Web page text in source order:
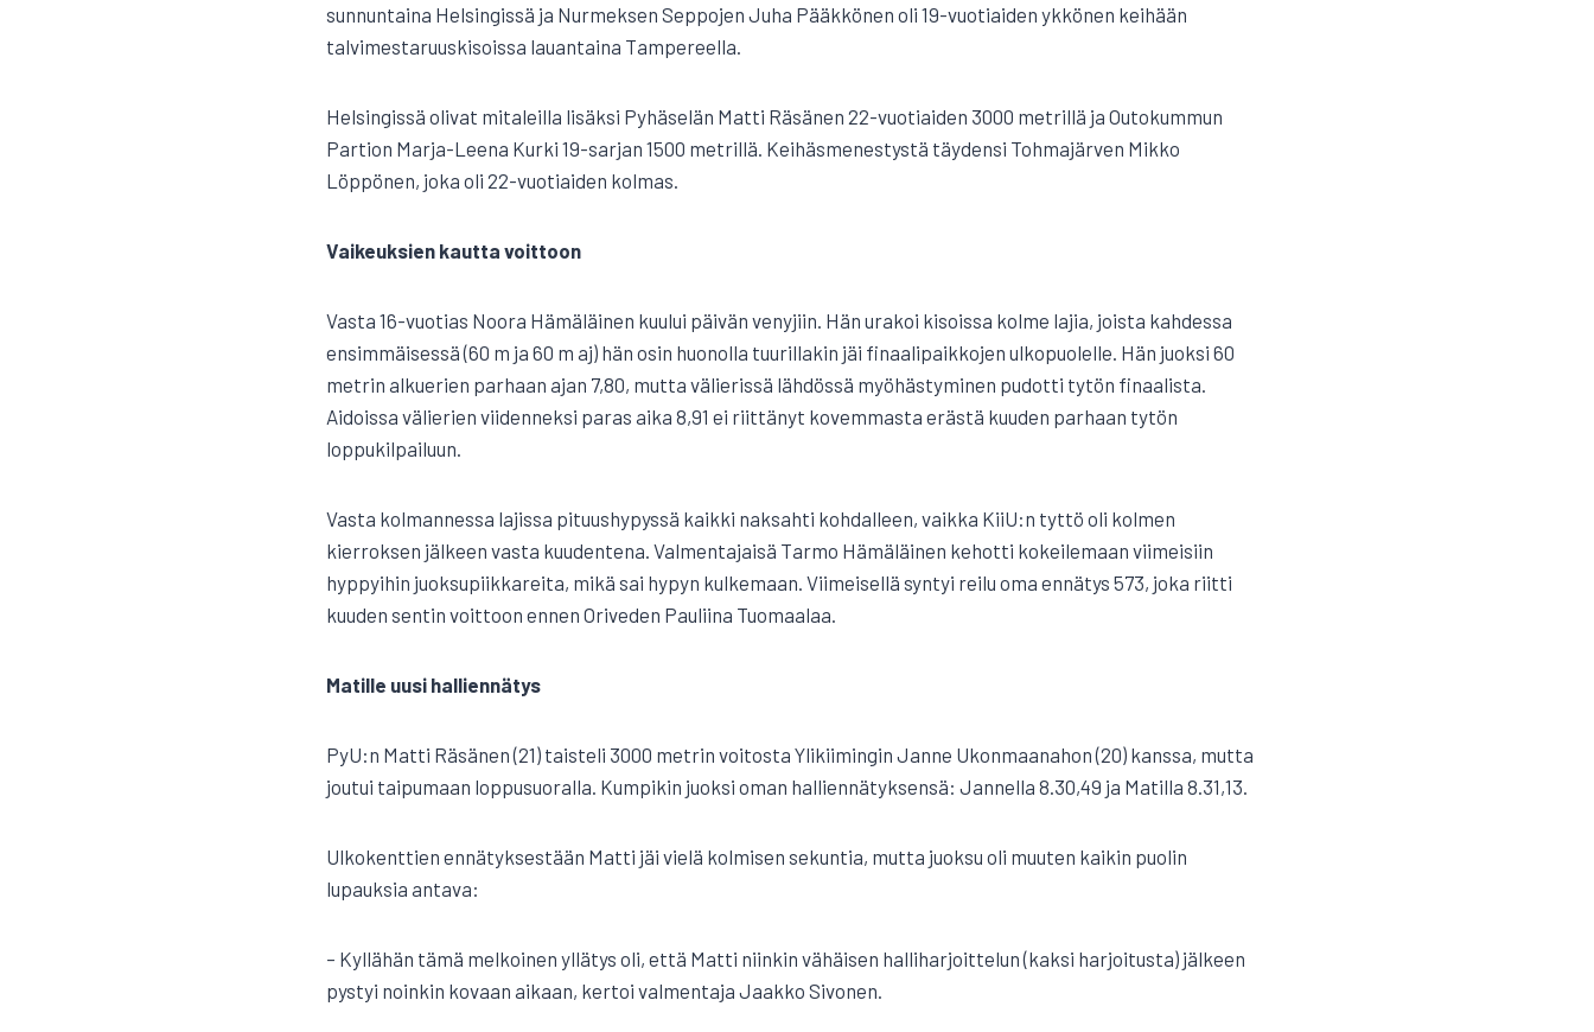
sunnuntaina Helsingissä ja Nurmeksen Seppojen Juha Pääkkönen oli 19-vuotiaiden ykkönen keihään
talvimestaruuskisoissa lauantaina Tampereella.
Helsingissä olivat mitaleilla lisäksi Pyhäselän Matti Räsänen 22-vuotiaiden 3000 metrillä ja Outokummun
Partion Marja-Leena Kurki 19-sarjan 1500 metrillä. Keihäsmenestystä täydensi Tohmajärven Mikko
Löppönen, joka oli 22-vuotiaiden kolmas.
Vaikeuksien kautta voittoon
Vasta 16-vuotias Noora Hämäläinen kuului päivän venyjiin. Hän urakoi kisoissa kolme lajia, joista kahdessa
ensimmäisessä (60 m ja 60 m aj) hän osin huonolla tuurillakin jäi finaalipaikkojen ulkopuolelle. Hän juoksi 60
metrin alkuerien parhaan ajan 7,80, mutta välierissä lähdössä myöhästyminen pudotti tytön finaalista.
Aidoissa välierien viidenneksi paras aika 8,91 ei riittänyt kovemmasta erästä kuuden parhaan tytön
loppukilpailuun.
Vasta kolmannessa lajissa pituushypyssä kaikki naksahti kohdalleen, vaikka KiiU:n tyttö oli kolmen
kierroksen jälkeen vasta kuudentena. Valmentajaisä Tarmo Hämäläinen kehotti kokeilemaan viimeisiin
hyppyihin juoksupiikkareita, mikä sai hypyn kulkemaan. Viimeisellä syntyi reilu oma ennätys 573, joka riitti
kuuden sentin voittoon ennen Oriveden Pauliina Tuomaalaa.
Matille uusi halliennätys
PyU:n Matti Räsänen (21) taisteli 3000 metrin voitosta Ylikiimingin Janne Ukonmaanahon (20) kanssa, mutta
joutui taipumaan loppusuoralla. Kumpikin juoksi oman halliennätyksensä: Jannella 8.30,49 ja Matilla 8.31,13.
Ulkokenttien ennätyksestään Matti jäi vielä kolmisen sekuntia, mutta juoksu oli muuten kaikin puolin
lupauksia antava:
– Kyllähän tämä melkoinen yllätys oli, että Matti niinkin vähäisen halliharjoittelun (kaksi harjoitusta) jälkeen
pystyi noinkin kovaan aikaan, kertoi valmentaja Jaakko Sivonen.